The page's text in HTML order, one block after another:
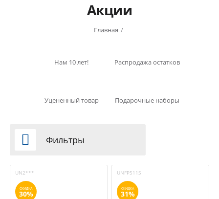
Акции
Главная /
Нам 10 лет! Распродажа остатков
Уцененный товар Подарочные наборы
 Фильтры
UN2***
СКИДКА
30%
UNFP511S
СКИДКА
31%